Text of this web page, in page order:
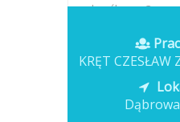
określony- 3...
Opublikowano:
KRĘT CZESŁAW